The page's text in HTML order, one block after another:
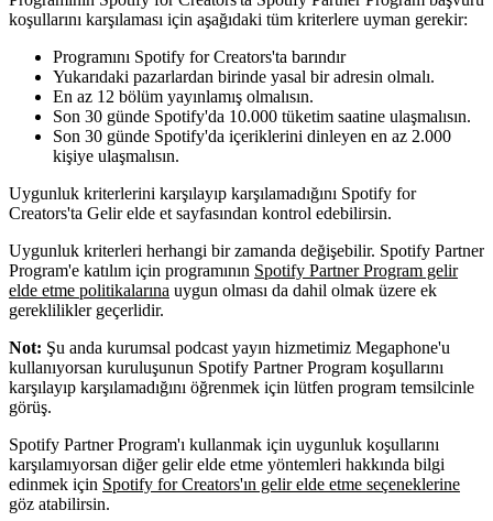
koşullarını karşılaması için aşağıdaki tüm kriterlere uyman gerekir:
Programını Spotify for Creators'ta barındır
Yukarıdaki pazarlardan birinde yasal bir adresin olmalı.
En az 12 bölüm yayınlamış olmalısın.
Son 30 günde Spotify'da 10.000 tüketim saatine ulaşmalısın.
Son 30 günde Spotify'da içeriklerini dinleyen en az 2.000
kişiye ulaşmalısın.
Uygunluk kriterlerini karşılayıp karşılamadığını Spotify for
Creators'ta Gelir elde et sayfasından kontrol edebilirsin.
Uygunluk kriterleri herhangi bir zamanda değişebilir. Spotify Partner
Program'e katılım için programının Spotify Partner Program gelir
elde etme politikalarına uygun olması da dahil olmak üzere ek
gereklilikler geçerlidir.
Not: Şu anda kurumsal podcast yayın hizmetimiz Megaphone'u
kullanıyorsan kuruluşunun Spotify Partner Program koşullarını
karşılayıp karşılamadığını öğrenmek için lütfen program temsilcinle
görüş.
Spotify Partner Program'ı kullanmak için uygunluk koşullarını
karşılamıyorsan diğer gelir elde etme yöntemleri hakkında bilgi
edinmek için Spotify for Creators'ın gelir elde etme seçeneklerine
göz atabilirsin.